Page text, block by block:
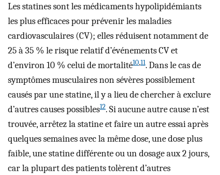
Les statines sont les médicaments hypolipidémiants
les plus efficaces pour prévenir les maladies
cardiovasculaires (CV); elles réduisent notamment de
25 à 35 % le risque relatif d’événements CV et
d’environ 10 % celui de mortalité10,11. Dans le cas de
symptômes musculaires non sévères possiblement
causés par une statine, il y a lieu de chercher à exclure
d’autres causes possibles12. Si aucune autre cause n’est
trouvée, arrêtez la statine et faire un autre essai après
quelques semaines avec la même dose, une dose plus
faible, une statine différente ou un dosage aux 2 jours,
car la plupart des patients tolèrent d’autres